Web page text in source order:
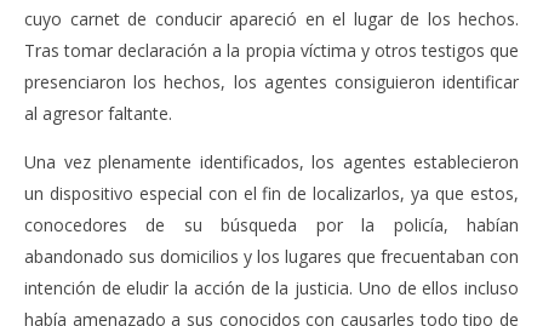
cuyo carnet de conducir apareció en el lugar de los hechos.
Tras tomar declaración a la propia víctima y otros testigos que
presenciaron los hechos, los agentes consiguieron identificar
al agresor faltante.
Una vez plenamente identificados, los agentes establecieron
un dispositivo especial con el fin de localizarlos, ya que estos,
conocedores de su búsqueda por la policía, habían
abandonado sus domicilios y los lugares que frecuentaban con
intención de eludir la acción de la justicia. Uno de ellos incluso
había amenazado a sus conocidos con causarles todo tipo de